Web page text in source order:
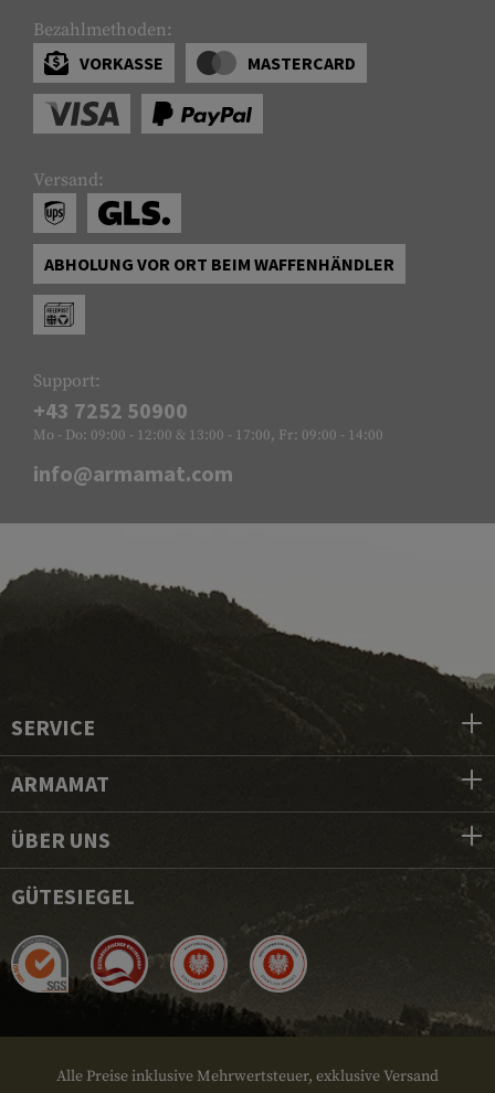
Bezahlmethoden:
VORKASSE
MASTERCARD
Versand:
ABHOLUNG VOR ORT BEIM WAFFENHÄNDLER
Support:
+43 7252 50900
Mo - Do: 09:00 - 12:00 & 13:00 - 17:00, Fr: 09:00 - 14:00
info@armamat.com
SERVICE
ARMAMAT
ÜBER UNS
GÜTESIEGEL
Alle Preise inklusive Mehrwertsteuer, exklusive Versand